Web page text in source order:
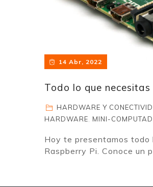
14 Abr, 2022
Todo lo que
HARDWARE Y
HARDWARE
MINI-
Hoy te presentamos todo
Raspberry Pi. Conoce un